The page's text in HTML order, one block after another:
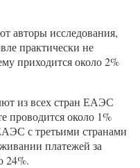
авторы исследования,
практически не
приходится около 2%
из всех стран ЕАЭС
проводится около 1%
с третьими странами
платежей за
24%.